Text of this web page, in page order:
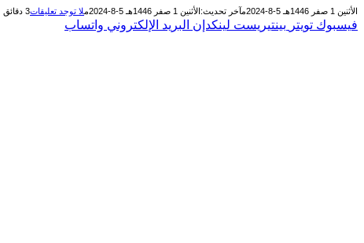
الأثنين 1 صفر 1446هـ 5-8-2024م آخر تحديث:الأثنين 1 صفر 1446هـ 5-8-2024م لا توجد تعليقات3 دقائق
فيسبوك تويتر بينتيريست لينكدإن البريد الإلكتروني واتساب